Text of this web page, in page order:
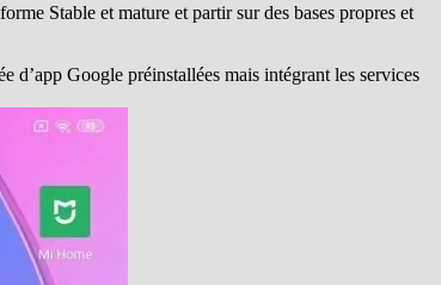
Stable et mature et partir sur des bases propres et
d’app Google préinstallées mais intégrant les services